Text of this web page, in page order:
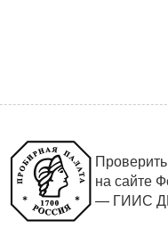
на сайте
— ГИИС